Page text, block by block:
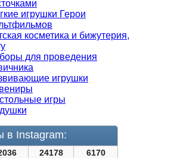
игрушки Герои
косметика и бижутерия,
для проведения
игрушки
игры